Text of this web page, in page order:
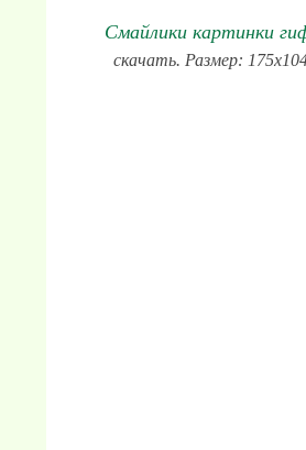
Смайлики картинки
скачать. Размер: